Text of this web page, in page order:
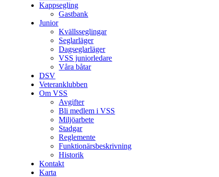
Kappsegling
Gastbank
Junior
Kvällsseglingar
Seglarläger
Dagseglarläger
VSS juniorledare
Våra båtar
DSV
Veteranklubben
Om VSS
Avgifter
Bli medlem i VSS
Miljöarbete
Stadgar
Reglemente
Funktionärsbeskrivning
Historik
Kontakt
Karta